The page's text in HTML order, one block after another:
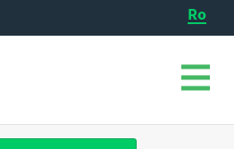
Ro